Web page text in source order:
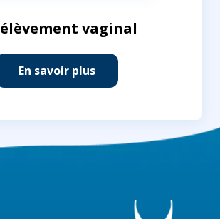
vaginal
En savoir plus